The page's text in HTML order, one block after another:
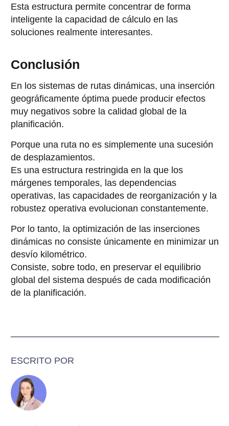
Esta estructura permite concentrar de forma
inteligente la capacidad de cálculo en las
soluciones realmente interesantes.
Conclusión
En los sistemas de rutas dinámicas, una inserción
geográficamente óptima puede producir efectos
muy negativos sobre la calidad global de la
planificación.
Porque una ruta no es simplemente una sucesión
de desplazamientos.
Es una estructura restringida en la que los
márgenes temporales, las dependencias
operativas, las capacidades de reorganización y la
robustez operativa evolucionan constantemente.
Por lo tanto, la optimización de las inserciones
dinámicas no consiste únicamente en minimizar un
desvío kilométrico.
Consiste, sobre todo, en preservar el equilibrio
global del sistema después de cada modificación
de la planificación.
ESCRITO POR